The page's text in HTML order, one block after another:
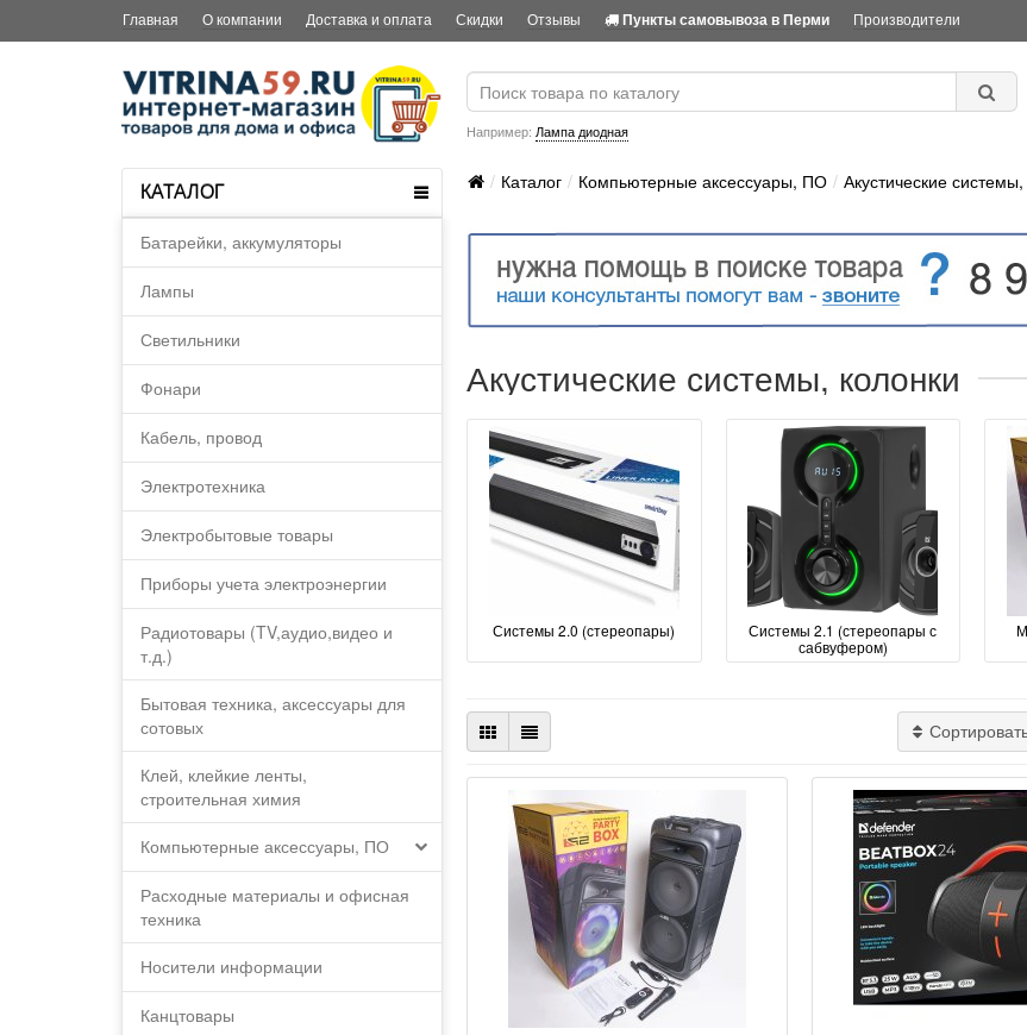
Главная О компании Доставка и оплата Скидки Отзывы Пункты самовывоза в Перми Производители
Например: Лампа диодная
КАТАЛОГ
Батарейки, аккумуляторы
Лампы
Светильники
Фонари
Кабель, провод
Электротехника
Электробытовые товары
Приборы учета электроэнергии
Радиотовары (TV,аудио,видео и
т.д.)
Бытовая техника, аксессуары для
сотовых
Клей, клейкие ленты,
строительная химия
Компьютерные аксессуары, ПО
Расходные материалы и офисная
техника
Носители информации
Канцтовары
Каталог Компьютерные аксессуары, ПО Акустические
Акустические системы, колонки
Системы 2.0 (стереопары)
Системы 2.1 (стереопары с
сабвуфером)